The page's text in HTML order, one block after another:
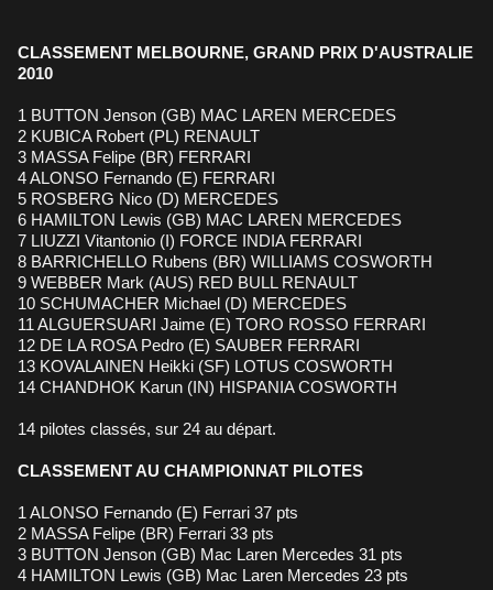
CLASSEMENT MELBOURNE, GRAND PRIX D'AUSTRALIE
2010
1 BUTTON Jenson (GB) MAC LAREN MERCEDES
2 KUBICA Robert (PL) RENAULT
3 MASSA Felipe (BR) FERRARI
4 ALONSO Fernando (E) FERRARI
5 ROSBERG Nico (D) MERCEDES
6 HAMILTON Lewis (GB) MAC LAREN MERCEDES
7 LIUZZI Vitantonio (I) FORCE INDIA FERRARI
8 BARRICHELLO Rubens (BR) WILLIAMS COSWORTH
9 WEBBER Mark (AUS) RED BULL RENAULT
10 SCHUMACHER Michael (D) MERCEDES
11 ALGUERSUARI Jaime (E) TORO ROSSO FERRARI
12 DE LA ROSA Pedro (E) SAUBER FERRARI
13 KOVALAINEN Heikki (SF) LOTUS COSWORTH
14 CHANDHOK Karun (IN) HISPANIA COSWORTH
14 pilotes classés, sur 24 au départ.
CLASSEMENT AU CHAMPIONNAT PILOTES
1 ALONSO Fernando (E) Ferrari 37 pts
2 MASSA Felipe (BR) Ferrari 33 pts
3 BUTTON Jenson (GB) Mac Laren Mercedes 31 pts
4 HAMILTON Lewis (GB) Mac Laren Mercedes 23 pts